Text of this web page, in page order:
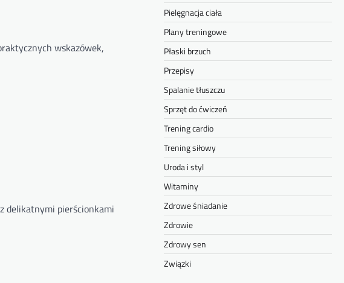
wskazówek,
delikatnymi pierścionkami
Pielęgnacja ciała
Plany treningowe
Płaski brzuch
Przepisy
Spalanie tłuszczu
Sprzęt do ćwiczeń
Trening cardio
Trening siłowy
Uroda i styl
Witaminy
Zdrowe śniadanie
Zdrowie
Zdrowy sen
Związki